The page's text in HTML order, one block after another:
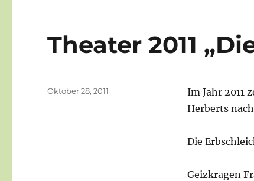
Theater 2011
Im Jahr 2011
Herberts
Die
Geizkragen
Veröffentlicht
Oktober 28, 2011